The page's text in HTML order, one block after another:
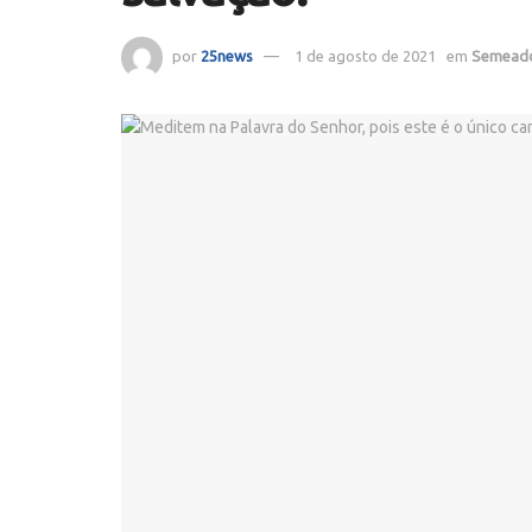
por 25news 1 de agosto de 2021 em